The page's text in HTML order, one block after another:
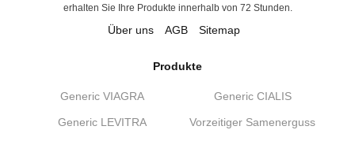
erhalten Sie Ihre Produkte innerhalb von 72 Stunden.
Über uns AGB Sitemap
Produkte
Generic VIAGRA Generic CIALIS
Generic LEVITRA Vorzeitiger Samenerguss